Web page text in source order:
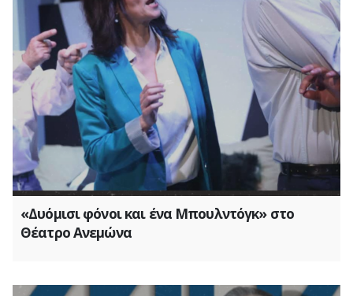
«Δυόμισι φόνοι και ένα Μπουλντόγκ» στο
Θέατρο Ανεμώνα